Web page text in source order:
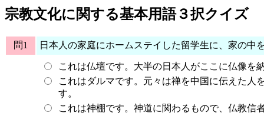
宗教文化に関する基本用語３択クイズ
問1 日本人の家庭にホームステイした留学生に、家の中
これは仏壇です。大半の日本人がここに仏像を
これはダルマです。元々は禅を中国に伝えた人
す。
これは神棚です。神道に関わるもので、仏教信